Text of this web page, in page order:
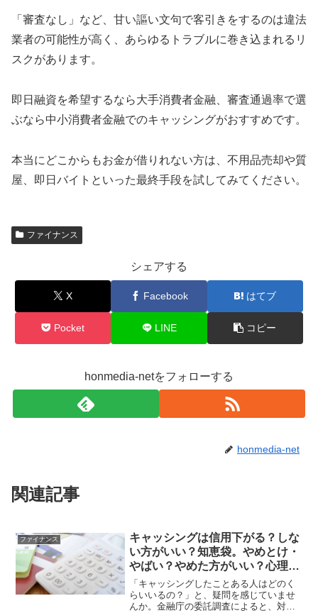
「審査なし」など、甘い謳い文句で客引きをするのは違法
業者の可能性が高く、あらゆるトラブルに巻き込まれるリ
スクがあります。
即日融資を希望するなら大手消費者金融、審査通過率で選
ぶなら中小消費者金融でのキャッシングがおすすめです。
本当にどこからもお金が借りれない方は、不用品売却や質
屋、即日バイトといった最終手段を試してみてください。
ファイナンス
シェアする
X Facebook はてブ
Pocket LINE コピー
honmedia-netをフォローする
honmedia-net
関連記事
ファイナンス
キャッシングは信用下がる？しな
い方がいい？知恵袋。やめとけ・
やばい？やめた方がいい？心理・
毎月借りる人の特徴。信用情報
「キャッシングしたことある人はどのく
らいいるの？」と、疑問を感じていませ
んか。金融庁の委託調査によると、対象